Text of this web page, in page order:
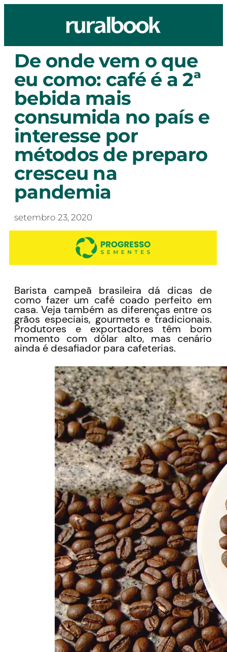
De onde vem o que
eu como: café é a 2ª
bebida mais
consumida no país e
interesse por
métodos de preparo
cresceu na
pandemia
setembro 23, 2020
Barista campeã brasileira dá dicas de
como fazer um café coado perfeito em
casa. Veja também as diferenças entre os
grãos especiais, gourmets e tradicionais.
Produtores e exportadores têm bom
momento com dólar alto, mas cenário
ainda é desafiador para cafeterias.